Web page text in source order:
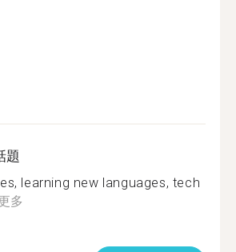
題
learning new languages, tech
多